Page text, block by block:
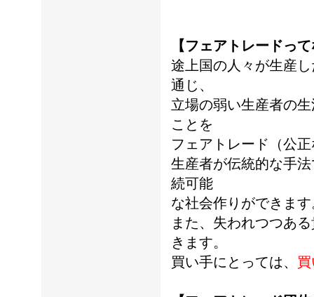
【フェアトレードっ
途上国の人々が生産
通じ、
立場の弱い生産者の
ことを
フェアトレード（公
生産者が伝統的な手
続可能
な社会作りができます
また、失われつつあ
きます。
買い手にとっては、